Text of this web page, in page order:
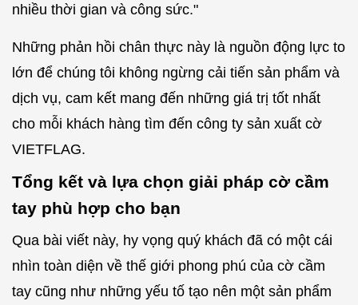
nhiều thời gian và công sức."
Những phản hồi chân thực này là nguồn động lực to
lớn để chúng tôi không ngừng cải tiến sản phẩm và
dịch vụ, cam kết mang đến những giá trị tốt nhất
cho mỗi khách hàng tìm đến công ty sản xuất cờ
VIETFLAG.
Tổng kết và lựa chọn giải pháp cờ cầm
tay phù hợp cho bạn
Qua bài viết này, hy vọng quý khách đã có một cái
nhìn toàn diện về thế giới phong phú của cờ cầm
tay cũng như những yếu tố tạo nên một sản phẩm